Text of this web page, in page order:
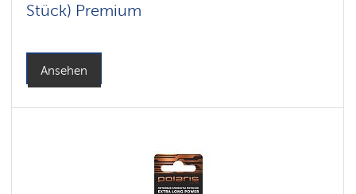
Stück) Premium
Ansehen